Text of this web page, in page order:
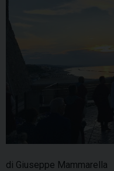
di Giuseppe Mammarella